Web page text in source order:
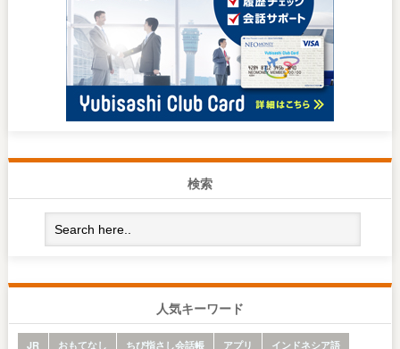
検索
人気キーワード
JR おもてなし ちび指さし会話帳 アプリ
インドネシア語